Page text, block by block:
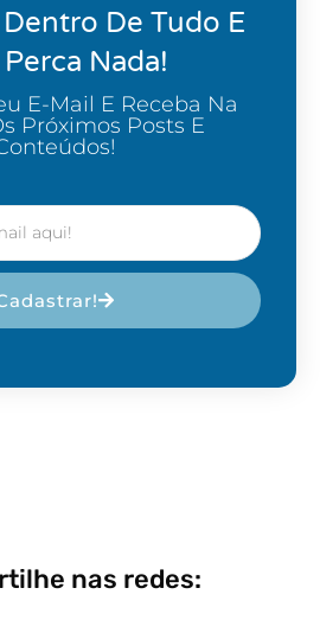
De Tudo E
Nada!
E-Mail E Receba Na
Próximos Posts E
nas redes: